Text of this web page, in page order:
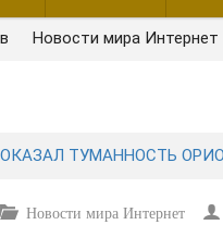
Новости мира Интернет
ТУМАННОСТЬ
Новости мира Интернет